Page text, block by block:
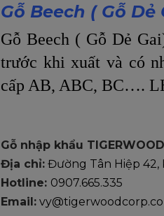
Gỗ Beech ( Gỗ
Gỗ Beech ( Gỗ Dẻ
trước khi xuất và có
cấp AB, ABC, BC….
Gỗ nhập khẩu TIGERWOOD
Địa chỉ: Đường Tân Hiệp 42,
Hotline: 0907.665.335
Email: